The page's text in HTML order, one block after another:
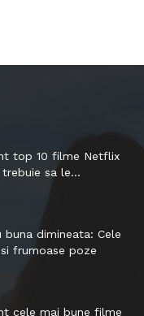
top 10 filme Netflix
sa le...
buna dimineata: Cele
frumoase poze
cele mai bune filme